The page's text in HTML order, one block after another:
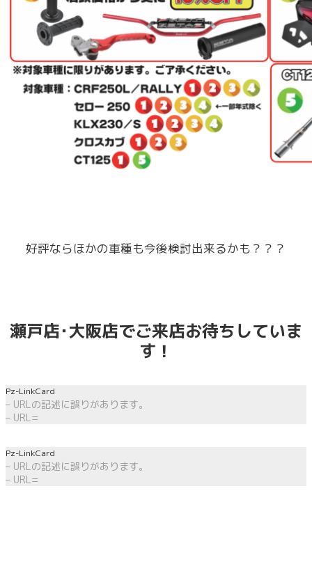
好評ならほかの車種も今後検討出来るかも？？？
瀬戸店･大阪店でご来店お待ちしていま
す！
Pz-LinkCard
– URLの記述に誤りがあります。
– URL=
Pz-LinkCard
– URLの記述に誤りがあります。
– URL=